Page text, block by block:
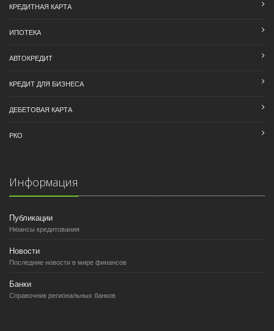
КРЕДИТНАЯ КАРТА
ИПОТЕКА
АВТОКРЕДИТ
КРЕДИТ ДЛЯ БИЗНЕСА
ДЕБЕТОВАЯ КАРТА
РКО
Информация
Публикации
Нюансы кредитования
Новости
Последние новости в мире финансов
Банки
Справочник региональных банков